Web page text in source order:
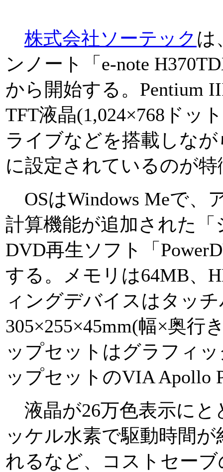
株式会社ソーテック は
ンノート「e-note
から開始する。Pentium
TFT液晶(1,024×768ドッ
ライブなどを搭載しなが
に設定されているのが特
OSはWindows Meで、
計算機能が追加された
DVD再生ソフト「
する。メモリは64MB、
ィングデバイスはタッ
305×255×45mm(幅×奥行
ップセットはグラフィ
ップセットのVIA Apollo
液晶が26万色表示にと
ッケル水素で駆動時間
れるなど、コストセー